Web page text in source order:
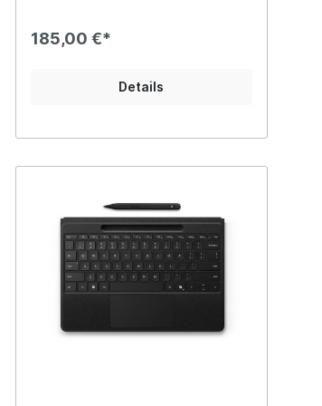
185,00 €*
Details